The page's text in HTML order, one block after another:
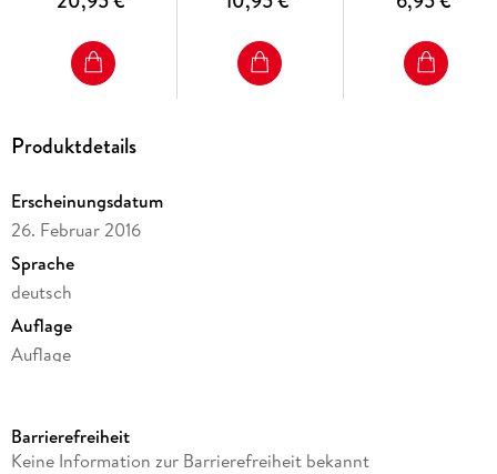
Produktdetails
Erscheinungsdatum
26. Februar 2016
Sprache
deutsch
Auflage
Auflage
Laufzeit
Barrierefreiheit
Keine Information zur Barrierefreiheit bekannt